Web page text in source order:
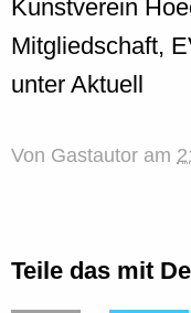
Kunstverein
Mitgliedschaft,
unter Aktuell
Von Gastautor am
Teile das mit